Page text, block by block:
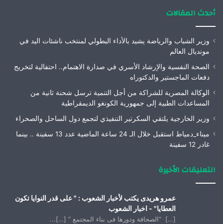
أحدث المقالات
وزير الشباب والرياضة يشيد بالأداء البطولي لمنتخب ناشئات اليد في
مونديال العالم
الصحة النفسية والإرشاد الأسري في صدارة الاهتمام.. احتفالية لتخريج
دفعات الماجستير والدكتوراه
الوكالة المصرية للشراكة من أجل التنمية ترسل شحنة ثانية من
المساعدات الطبية إلى جمهورية الكونغو الديمقراطية
وزير الخارجية يلتقي السكرتير التنفيذي لتجمع دول الساحل والصحراء
ميناء_دمياط استقبل خلال الـ 24 ساعة الماضية عدد 13 سفينة .. بينما
غادر 12 سفينة
التعليقات الأخيرة
عمرو هريدى يكتب لأخبار الشعوب : " على قدر النوايا تكون
العطايا" - اخبار الشعوب
[…] “الصحافة ودورها فى بناء المجتمع “ […]...